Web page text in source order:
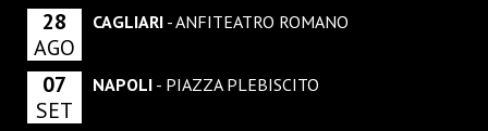
28
AGO
CAGLIARI - ANFITEATRO ROMANO
07
SET
NAPOLI - PIAZZA PLEBISCITO